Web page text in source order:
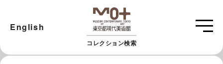
コレクション検索
English